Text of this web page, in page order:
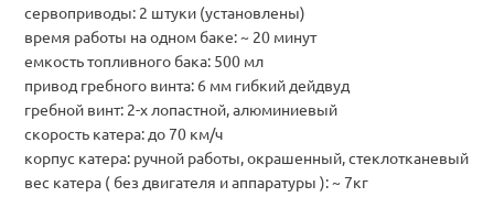
сервоприводы: 2 штуки (установлены)
время работы на одном баке: ~ 20 минут
емкость топливного бака: 500 мл
привод гребного винта: 6 мм гибкий дейдвуд
гребной винт: 2-х лопастной, алюминиевый
скорость катера: до 70 км/ч
корпус катера: ручной работы, окрашенный, стеклотканевый
вес катера ( без двигателя и аппаратуры ): ~ 7кг